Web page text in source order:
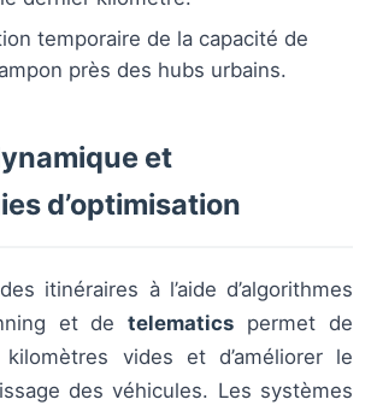
temporaire de la capacité de
près des hubs urbains.
et
d’optimisation
itinéraires à l’aide d’algorithmes
et detelematics permet de
vides et d’améliorer le
des véhicules. Les systèmes